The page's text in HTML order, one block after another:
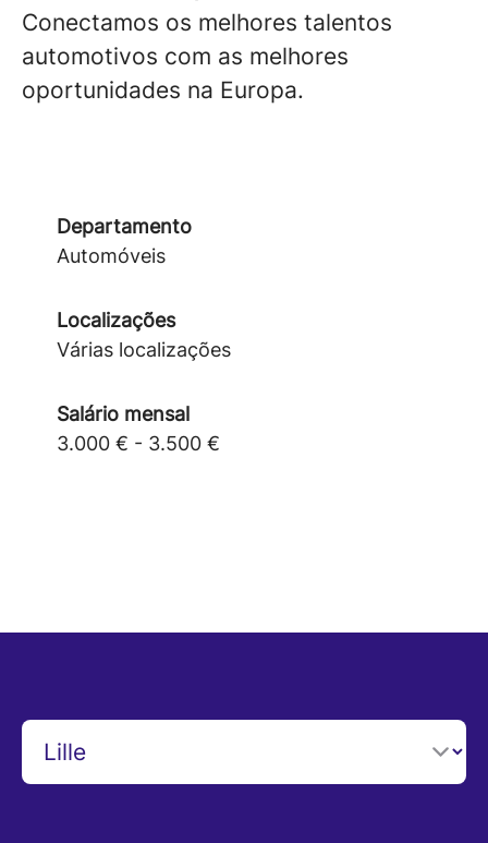
Conectamos os melhores talentos
automotivos com as melhores
oportunidades na Europa.
Departamento
Automóveis
Localizações
Várias localizações
Salário mensal
3.000 € - 3.500 €